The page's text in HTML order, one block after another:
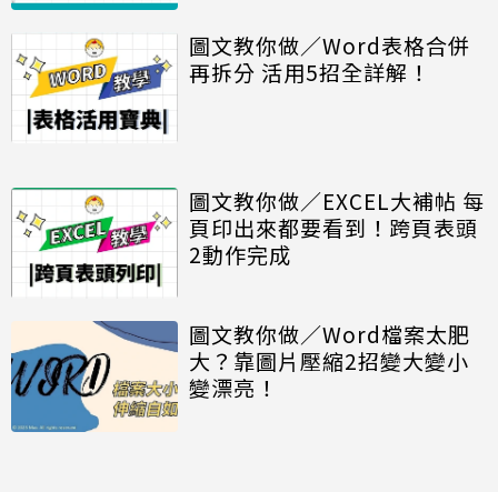
圖文教你做／Word表格合併
再拆分 活用5招全詳解！
圖文教你做／EXCEL大補帖 每
頁印出來都要看到！跨頁表頭
2動作完成
圖文教你做／Word檔案太肥
大？靠圖片壓縮2招變大變小
變漂亮！